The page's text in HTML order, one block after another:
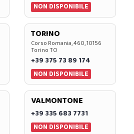
NON DISPONIBILE
TORINO
Corso Romania, 460, 10156
Torino TO
+39 375 73 89 174
NON DISPONIBILE
VALMONTONE
+39 335 683 7731
NON DISPONIBILE